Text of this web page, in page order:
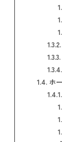
1.3.2.
1.3.3.
1.3.4.
1.4.ホ
1.4.1.